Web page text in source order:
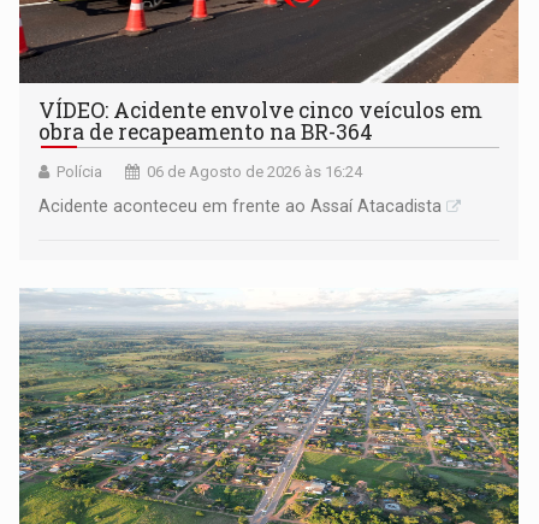
VÍDEO: Acidente envolve cinco veículos em
obra de recapeamento na BR-364
Polícia 06 de Agosto de 2026 às 16:24
Acidente aconteceu em frente ao Assaí Atacadista